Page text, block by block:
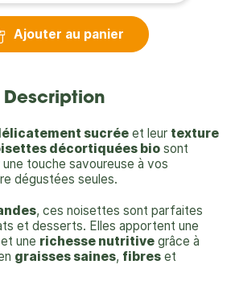
Ajouter au panier
Description
sucrée et leur texture
décortiquées bio sont
touche savoureuse à vos
dégustées seules.
, ces noisettes sont parfaites
et desserts. Elles apportent une
une richesse nutritive grâce à
graisses saines, fibres et